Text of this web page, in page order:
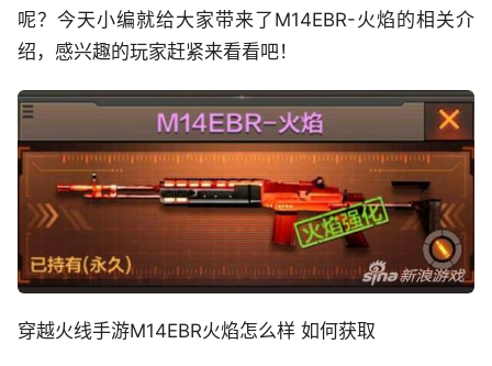
呢？今天小编就给大家带来了M14EBR-火焰的相关介
绍，感兴趣的玩家赶紧来看看吧！
穿越火线手游M14EBR火焰怎么样 如何获取